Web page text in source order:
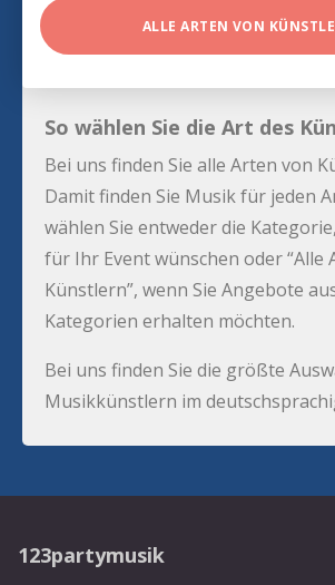
ALLE ARTEN VON
So wählen Sie die Art des
Bei uns finden Sie alle Arten von
Damit finden Sie Musik für jeden
wählen Sie entweder die
für Ihr Event wünschen oder “Alle
Künstlern”, wenn Sie Angebote
Kategorien erhalten möchten.
Bei uns finden Sie die größte
Musikkünstlern im
123partymusik